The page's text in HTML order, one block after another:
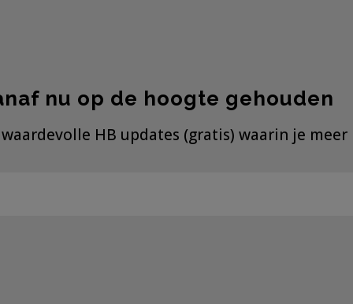
nu op de hoogte gehouden
HB updates (gratis) waarin je meer